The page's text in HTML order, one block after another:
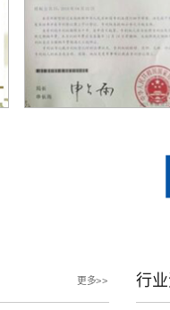
更多>> 行